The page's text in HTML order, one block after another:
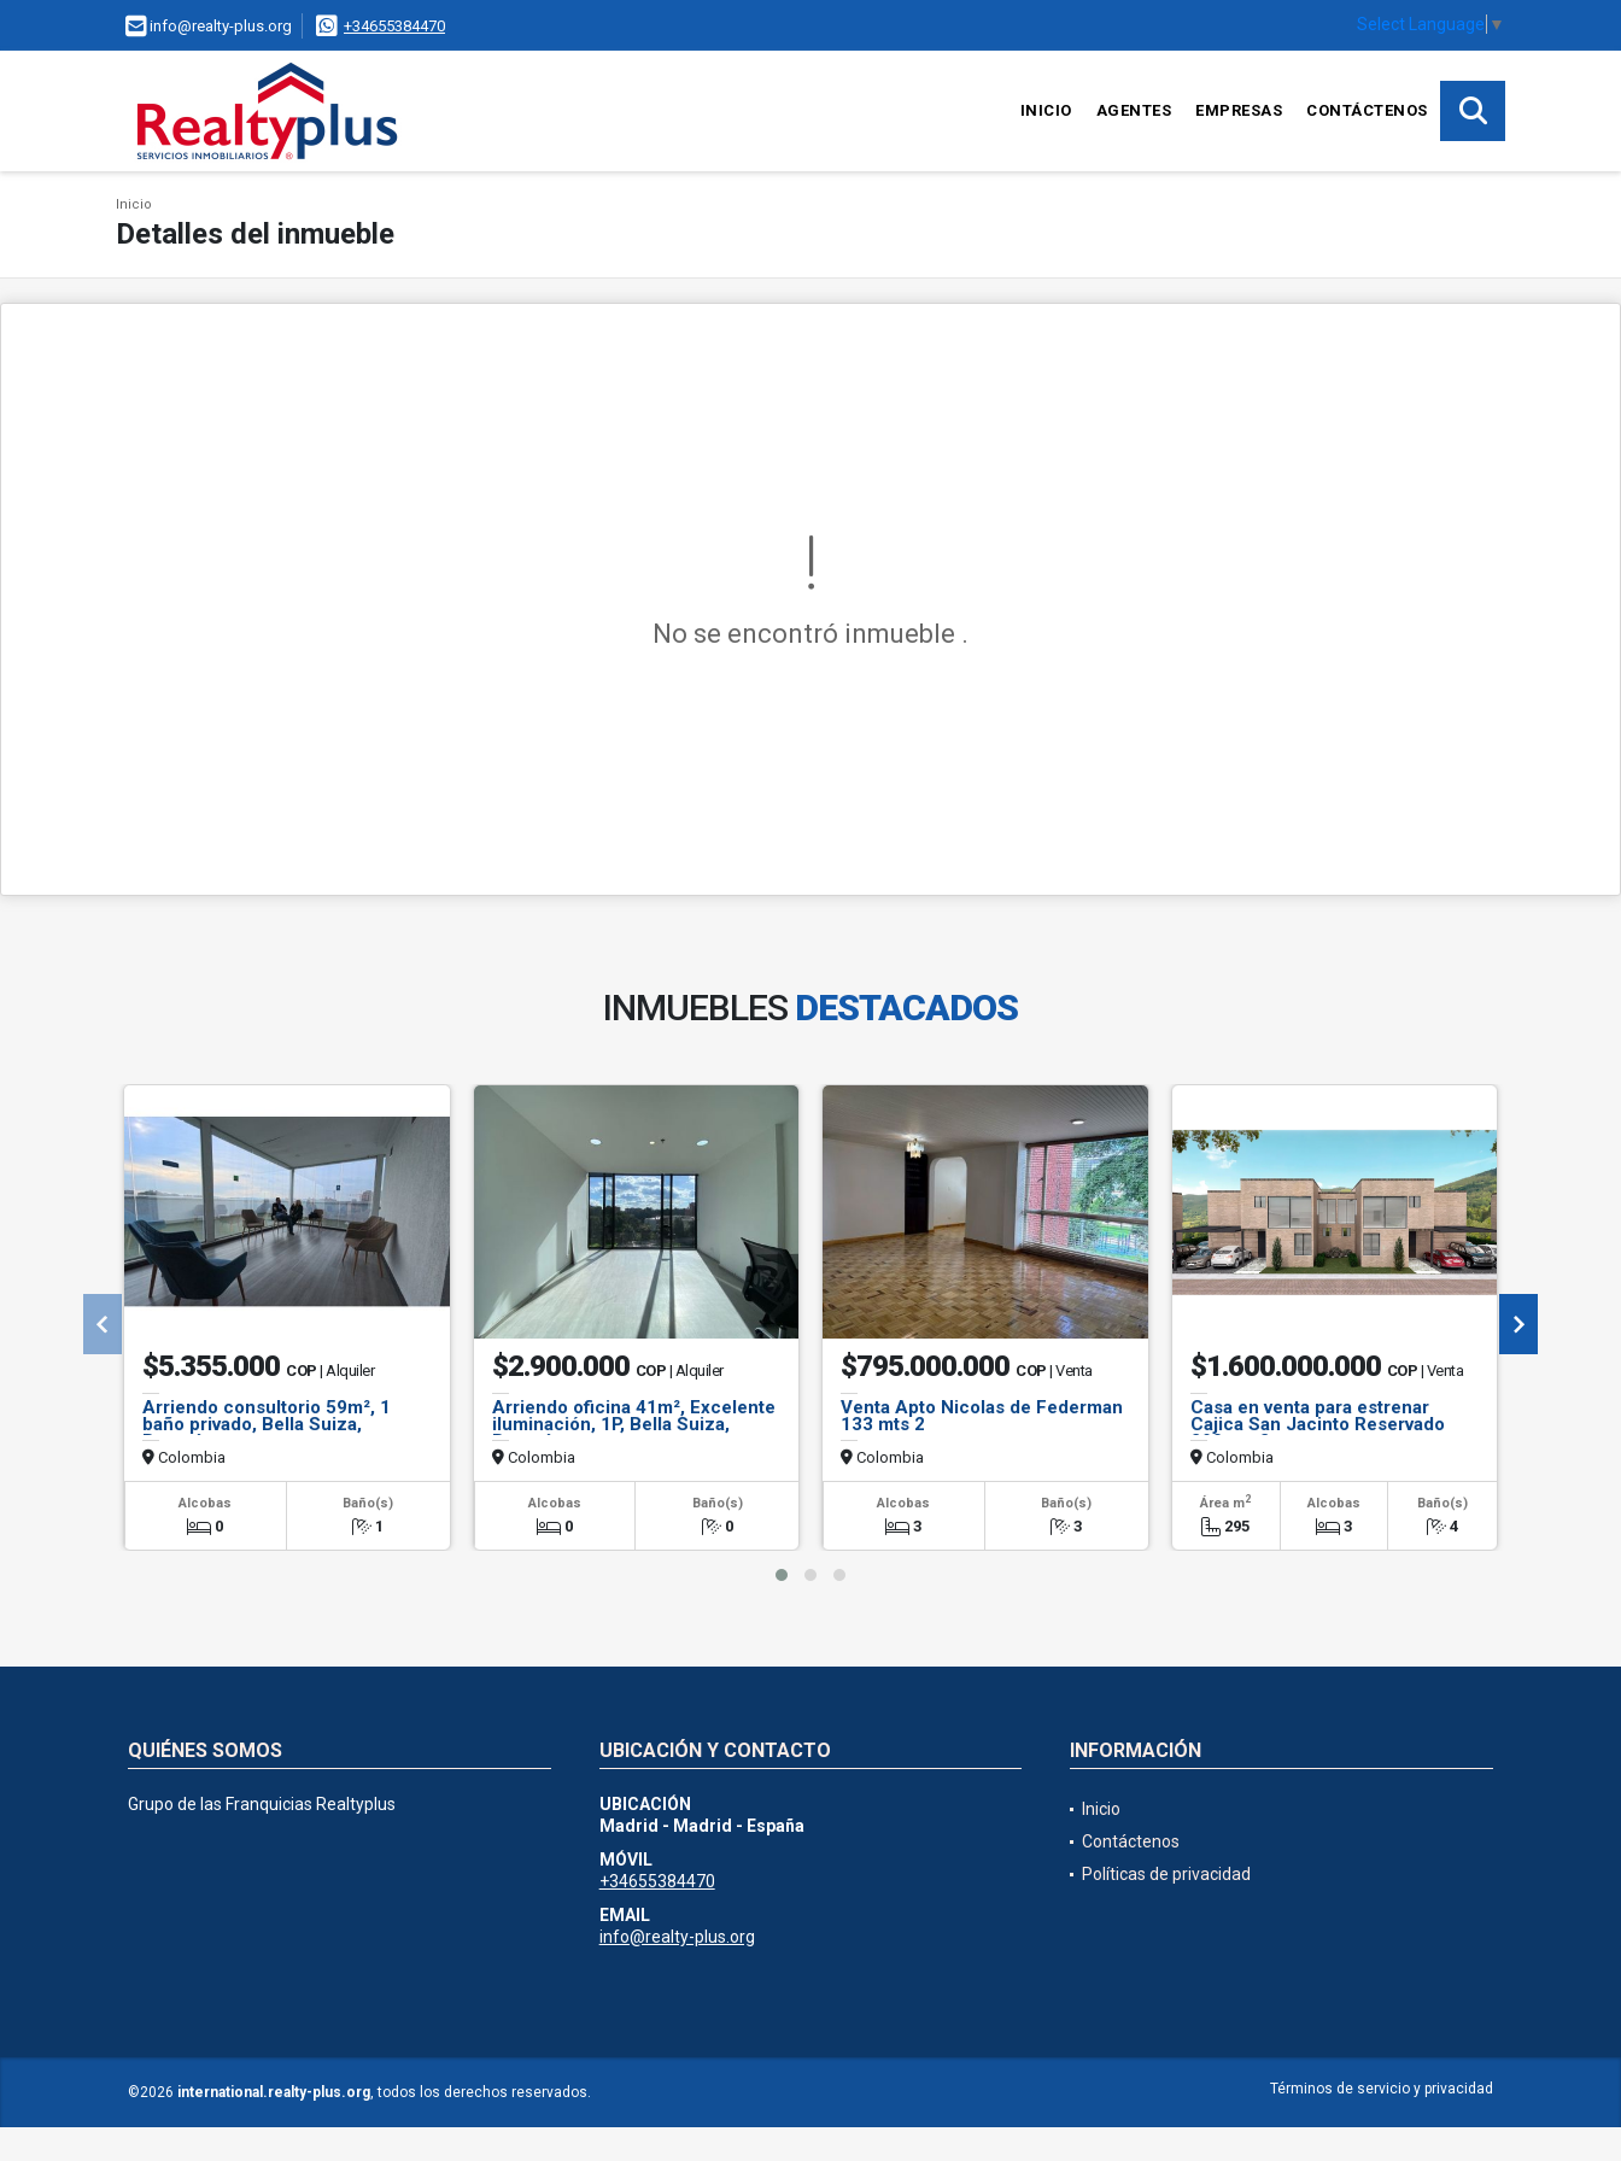
info@realty-plus.org +34655384470 Select Language ▼
INICIO AGENTES EMPRESAS CONTÁCTENOS
Inicio
Detalles del inmueble
No se encontró inmueble .
INMUEBLES DESTACADOS
$5.355.000 COP | Alquiler
Arriendo consultorio 59m², 1
baño privado, Bella Suiza,
Bogotá.
Colombia
Alcobas
0
Baño(s)
1
$2.900.000 COP | Alquiler
Arriendo oficina 41m², Excelente
iluminación, 1P, Bella Suiza,
Bogotá.
Colombia
Alcobas
0
Baño(s)
0
$795.000.000 COP | Venta
Venta Apto Nicolas de Federman
133 mts 2
Colombia
Alcobas
3
Baño(s)
3
$1.600.000.000 COP | Venta
Casa en venta para estrenar
Cajica San Jacinto Reservado
290 mts2
Colombia
Área m2
295
Alcobas
3
Baño(s)
4
QUIÉNES SOMOS
Grupo de las Franquicias Realtyplus
UBICACIÓN Y CONTACTO
UBICACIÓN
Madrid - Madrid - España
MÓVIL
+34655384470
EMAIL
info@realty-plus.org
INFORMACIÓN
Inicio
Contáctenos
Políticas de privacidad
©2026 international.realty-plus.org, todos los derechos reservados. Términos de servicio y privacidad